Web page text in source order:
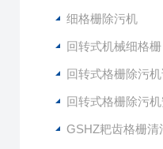
细格栅除污机
回转式机械细格栅
回转式格栅除污
回转式格栅除污机
GSHZ耙齿格栅清